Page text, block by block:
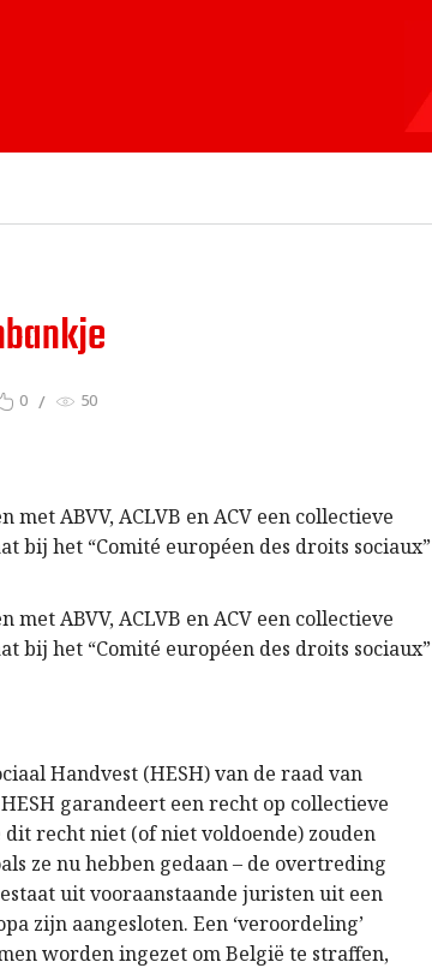
0 50
ABVV, ACLVB en ACV een collectieve
bij het “Comité européen des droits sociaux”
ABVV, ACLVB en ACV een collectieve
bij het “Comité européen des droits sociaux”
Handvest (HESH) van de raad van
garandeert een recht op collectieve
recht niet (of niet voldoende) zouden
ze nu hebben gedaan – de overtreding
uit vooraanstaande juristen uit een
zijn aangesloten. Een ‘veroordeling’
worden ingezet om België te straffen,